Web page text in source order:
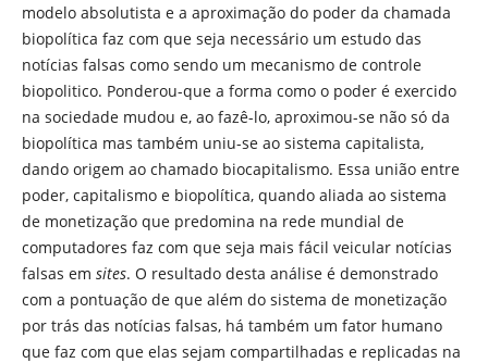
modelo absolutista e a aproximação do poder da chamada
biopolítica faz com que seja necessário um estudo das
notícias falsas como sendo um mecanismo de controle
biopolitico. Ponderou-que a forma como o poder é exercido
na sociedade mudou e, ao fazê-lo, aproximou-se não só da
biopolítica mas também uniu-se ao sistema capitalista,
dando origem ao chamado biocapitalismo. Essa união entre
poder, capitalismo e biopolítica, quando aliada ao sistema
de monetização que predomina na rede mundial de
computadores faz com que seja mais fácil veicular notícias
falsas em sites. O resultado desta análise é demonstrado
com a pontuação de que além do sistema de monetização
por trás das notícias falsas, há também um fator humano
que faz com que elas sejam compartilhadas e replicadas na